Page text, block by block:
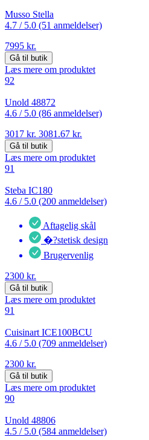
Musso Stella
4.7 /5.0 (51 anmeldelser)
7995 kr.
Gå til butik
Læs mere om produktet
92
Unold 48872
4.6 /5.0 (86 anmeldelser)
3017 kr. 3081.67 kr.
Gå til butik
Læs mere om produktet
91
Steba IC180
4.6 /5.0 (200 anmeldelser)
Aftagelig skål
�?stetisk design
Brugervenlig
2300 kr.
Gå til butik
Læs mere om produktet
91
Cuisinart ICE100BCU
4.6 /5.0 (709 anmeldelser)
2300 kr.
Gå til butik
Læs mere om produktet
90
Unold 48806
4.5 /5.0 (584 anmeldelser)